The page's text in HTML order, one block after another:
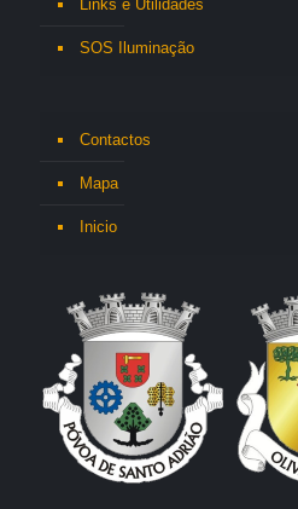
Links e Utilidades
SOS Iluminação
Contactos
Mapa
Inicio